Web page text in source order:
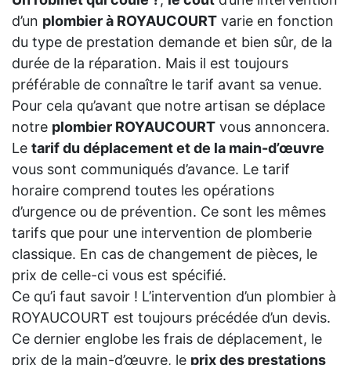
d’un plombier à ROYAUCOURT varie en fonction
du type de prestation demande et bien sûr, de la
durée de la réparation. Mais il est toujours
préférable de connaître le tarif avant sa venue.
Pour cela qu’avant que notre artisan se déplace
notre plombier ROYAUCOURT vous annoncera.
Le tarif du déplacement et de la main-d’œuvre
vous sont communiqués d’avance. Le tarif
horaire comprend toutes les opérations
d’urgence ou de prévention. Ce sont les mêmes
tarifs que pour une intervention de plomberie
classique. En cas de changement de pièces, le
prix de celle-ci vous est spécifié.
Ce qu’i faut savoir ! L’intervention d’un plombier à
ROYAUCOURT est toujours précédée d’un devis.
Ce dernier englobe les frais de déplacement, le
prix de la main-d’œuvre, le prix des prestations